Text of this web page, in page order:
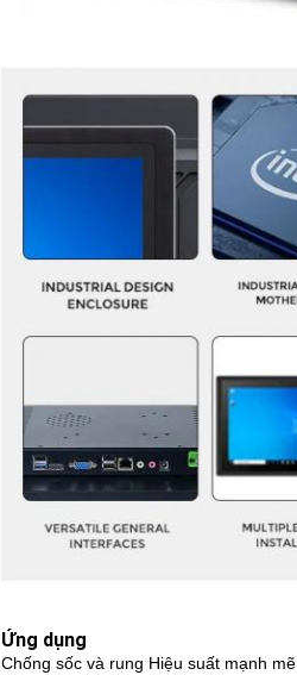
Ứng dụng
Chống sốc và rung Hiệu suất mạnh mẽ